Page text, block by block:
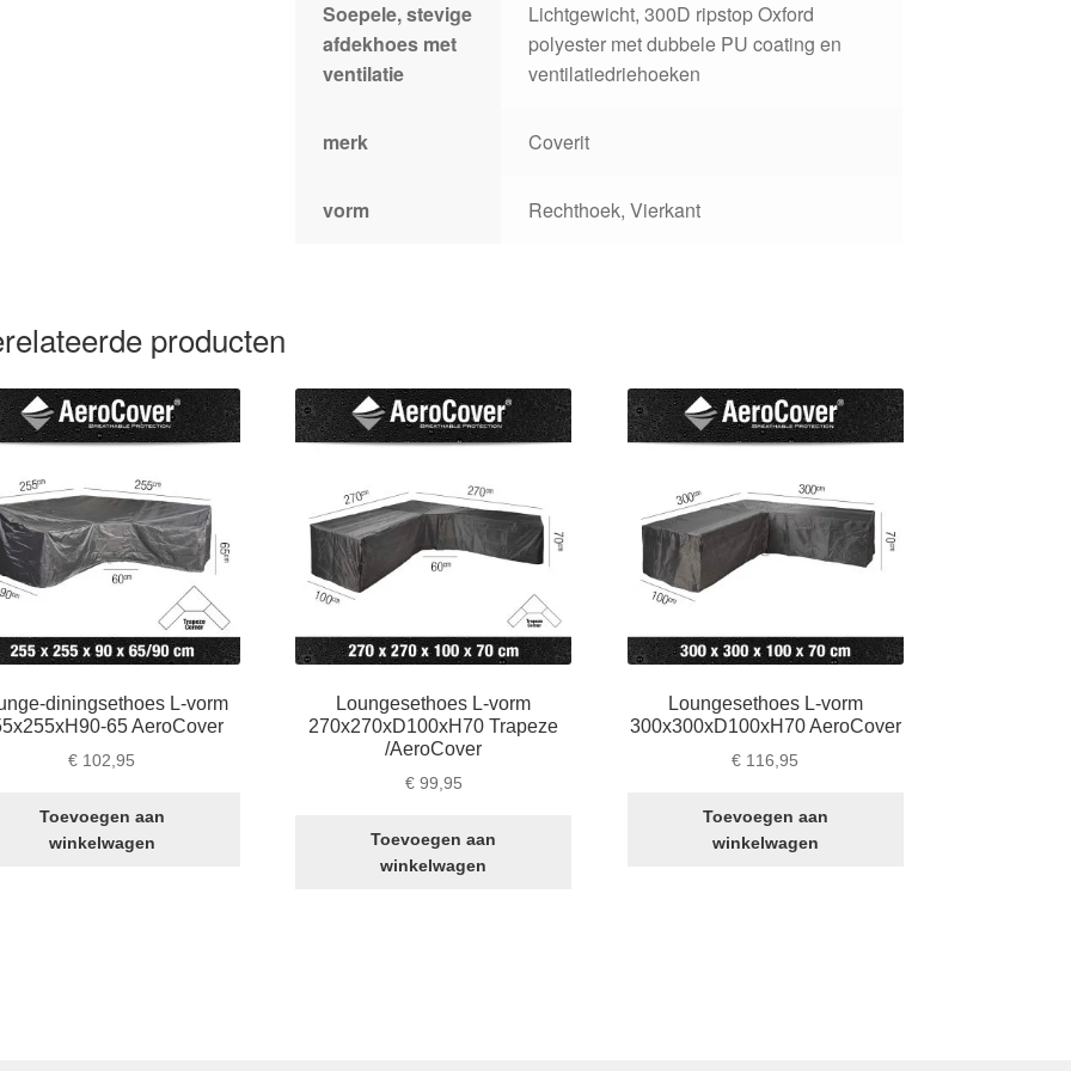
Soepele, stevige
afdekhoes met
ventilatie
Lichtgewicht, 300D ripstop Oxford
polyester met dubbele PU coating en
ventilatiedriehoeken
merk Coverit
vorm Rechthoek, Vierkant
producten
diningsethoes L-vorm
65 AeroCover
€ 102,95
Toevoegen aan
winkelwagen
Loungesethoes L-vorm
270x270xD100xH70 Trapeze
/AeroCover
€99,95
Toevoegen aan
winkelwagen
Loungesethoes L-vorm
300x300xD100xH70 AeroCover
€ 116,95
Toevoegen aan
winkelwagen